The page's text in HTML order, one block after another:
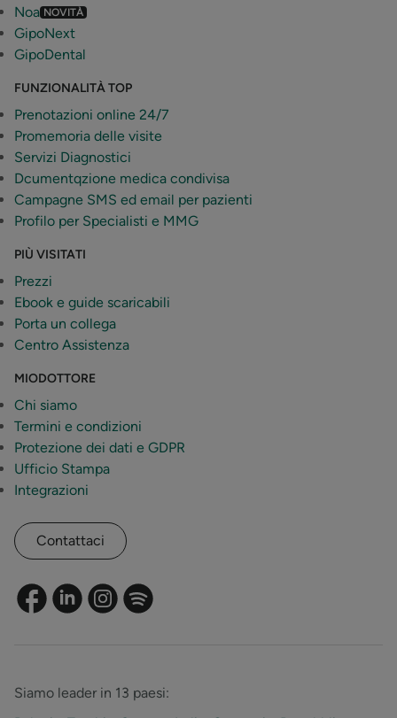
Noa NOVITÀ
GipoNext
GipoDental
FUNZIONALITÀ TOP
Prenotazioni online 24/7
Promemoria delle visite
Servizi Diagnostici
Dcumentqzione medica condivisa
Campagne SMS ed email per pazienti
Profilo per Specialisti e MMG
PIÙ VISITATI
Prezzi
Ebook e guide scaricabili
Porta un collega
Centro Assistenza
MIODOTTORE
Chi siamo
Termini e condizioni
Protezione dei dati e GDPR
Ufficio Stampa
Integrazioni
Contattaci
Siamo leader in 13 paesi: